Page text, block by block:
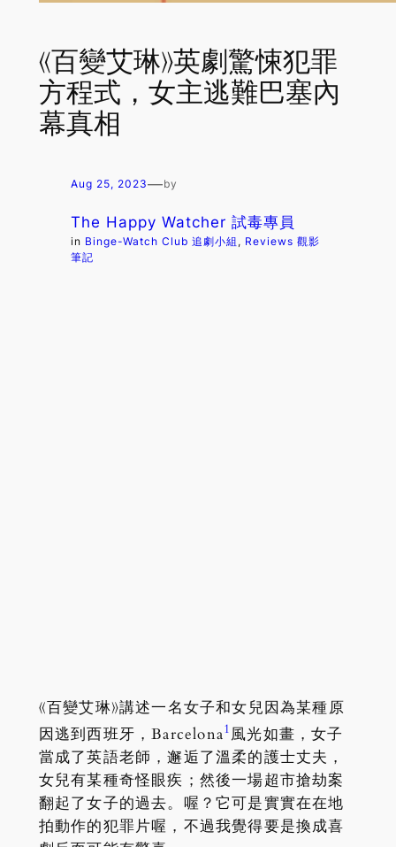
《百變艾琳》英劇驚悚犯罪
方程式，女主逃難巴塞內
幕真相
Aug 25, 2023—by
The Happy Watcher 試毒專員
in Binge-Watch Club 追劇小組 , Reviews 觀影
筆記
《百變艾琳》講述一名女子和女兒因為某種原
因逃到西班牙，Barcelona1風光如畫，女子
當成了英語老師，邂逅了溫柔的護士丈夫，
女兒有某種奇怪眼疾；然後一場超市搶劫案
翻起了女子的過去。喔？它可是實實在在地
拍動作的犯罪片喔，不過我覺得要是換成喜